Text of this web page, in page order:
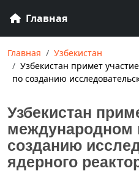
Главная
Главная
Узбекистан
Узбекистан примет
по созданию
Узбекистан
международном
созданию
ядерного